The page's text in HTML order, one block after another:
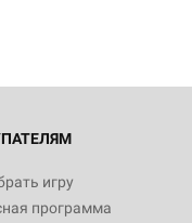
игру
программа